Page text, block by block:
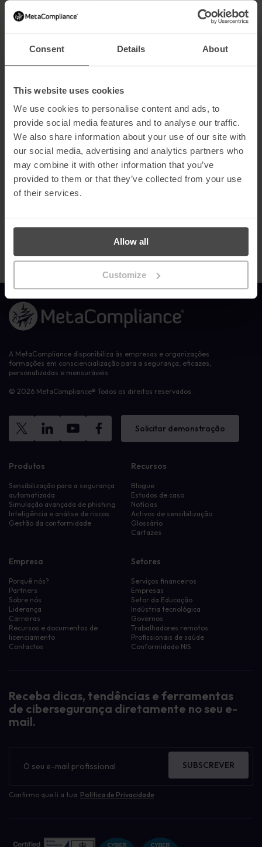
Consent Details About
This website uses cookies
We use cookies to personalise content and ads, to
provide social media features and to analyse our traffic.
We also share information about your use of our site with
our social media, advertising and analytics partners who
may combine it with other information that you’ve
provided to them or that they’ve collected from your use
of their services.
Allow all
Customize
A nossa plataforma aborda diretamente os desafios específicos
que surgem das ciberameaças e da governação empresarial,
facilitando a participação dos utilizadores na formação de
A MetaCompliance estará localizada no stand M20
plataforma envolvente e de fácil utilização pode ajudar as
organizações a manter o seu pessoal seguro online, a proteger
os seus activos digitais e a proteger a sua reputação empresarial.
Para mais informações e actualizações sobre a nossa
participação no evento, podes seguir-nos noTwitter,LinkedIn
FacebookeInstagram.
Para pré-reservar uma demonstração ou marcar uma reunião
Esperamos ver-te lá!
Ligação à página inicial
A MetaCompliance disponibiliza às empresas e organizações
formações em consciencialização para a segurança, eficazes,
personalizadas e mensuráveis.
© 2026 MetaCompliance® Todos os direitos reservados.
Solicitar demonstração
Produtos
Sensibilização para a segurança
automatizada
Simulação avançada de phishing
Inteligência e análise de riscos
Gestão da conformidade
Recursos
Blogue
Estudos de caso
Notícias
Activos de sensibilização
Glossário
Cartazes
Empresa
Porquê nós?
Partners
Sobre nós
Liderança
Carreiras
Recursos e documentos de
licenciamento
Contactos
Setores
Serviços financeiros
Empresas
Setor da Educação
Indústria tecnológica
Governos
Trabalhadores remotos
Profissionais de saúde
Conformidade NIS
Receba dicas, tendências e ferramentas
de cibersegurança diretamente no seu e-
mail.
informativo
Confirmo que li a tua Política de Privacidade
SUBSCREVER